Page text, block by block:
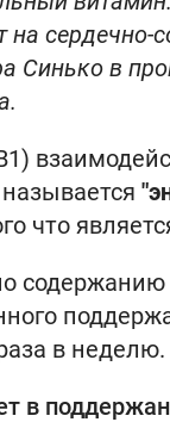
на
Синько в
что
содержанию
в неделю.
в